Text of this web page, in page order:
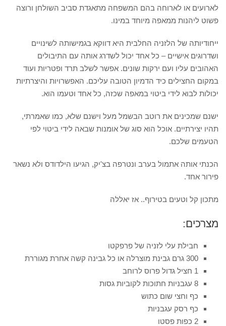
לארועים או לארוחה בהם המשפחה מתאגדת סביב השולחן ורוצה
פשוט ליהנות ממאפה מיוחד במינו.
ייחודיותה של הלזניה החלבית היא דווקא בגמישותה לשינויים
ושדרוגים אישיים – כל אחד יכול לשדרג אותה עם התיבולים
האהובים עליו ועם ירקות שונים. אפשר לשלב תרד ופטריות ועוד
במקום החצילים כיד הדמיון הטובה עליכם. האפשרויות והיצרתיות
יכולות לבוא לידי ביטוי במאפה שכזה, כל אחד וטעמו הוא.
ישנם שמכינים את רוטב הבשמל מעל וישנם שלא, כמו שאמרתי,
תהיו יצירתיים. אוכל הוא סוג של אומנות שבאה לידי ביטוי לפי
הטעמים שלכם.
הכנתי אותה אתמול בערב ונטרפה בצ'יק, הגיעו הילדודס ולא נשאר
פירור אחד.
מתכון קל וטעים בטירוף.. אז יאללה
מצרכים:
חבילת עלי לזניה של פרפקטו
300 גרם גבינת
מוצרלה או כל גבינה קשה אחרת מגוררת
1 חציל גדול פרוס לרוחב
8 עגבניות חתוכות לקוביות גסות
כף וחצי שום כתוש
כף רסק עגבניות
2 כפות
פסטו